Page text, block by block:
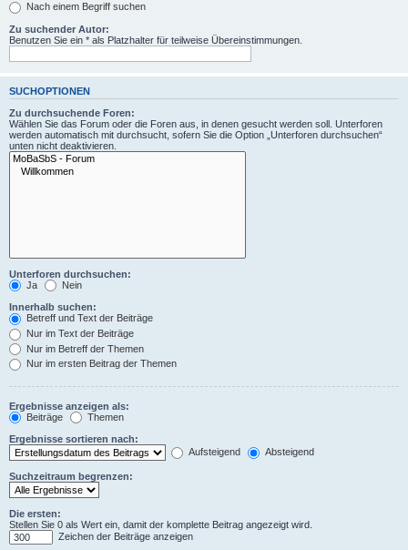
Nach einem Begriff suchen
Zu suchender Autor:
Benutzen Sie ein * als Platzhalter für teilweise Übereinstimmungen.
SUCHOPTIONEN
Zu durchsuchende Foren:
Wählen Sie das Forum oder die Foren aus, in denen gesucht werden soll. Unterforen
werden automatisch mit durchsucht, sofern Sie die Option „Unterforen durchsuchen“
unten nicht deaktivieren.
Unterforen durchsuchen:
Ja
Nein
Innerhalb suchen:
Betreff und Text der Beiträge
Nur im Text der Beiträge
Nur im Betreff der Themen
Nur im ersten Beitrag der Themen
Ergebnisse anzeigen als:
Beiträge
Themen
Ergebnisse sortieren nach:
Aufsteigend
Absteigend
Suchzeitraum begrenzen:
Die ersten:
Stellen Sie 0 als Wert ein, damit der komplette Beitrag angezeigt wird.
Zeichen der Beiträge anzeigen